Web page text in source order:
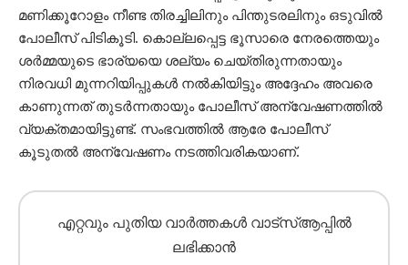
മണിക്കൂറോളം നീണ്ട തിരച്ചിലിനും പിന്തുടരലിനും ഒടുവിൽ
പോലീസ് പിടികൂടി. കൊല്ലപ്പെട്ട ഭൂസാരെ നേരത്തെയും
ശർമ്മയുടെ ഭാര്യയെ ശല്യം ചെയ്തിരുന്നതായും
നിരവധി മുന്നറിയിപ്പുകൾ നൽകിയിട്ടും അദ്ദേഹം അവരെ
കാണുന്നത് തുടർന്നതായും പോലീസ് അന്വേഷണത്തിൽ
വ്യക്തമായിട്ടുണ്ട്. സംഭവത്തിൽ ആരേ പോലീസ്
കൂടുതൽ അന്വേഷണം നടത്തിവരികയാണ്.
എറ്റവും പുതിയ വാർത്തകൾ വാട്സ്ആപ്പിൽ
ലഭിക്കാൻ